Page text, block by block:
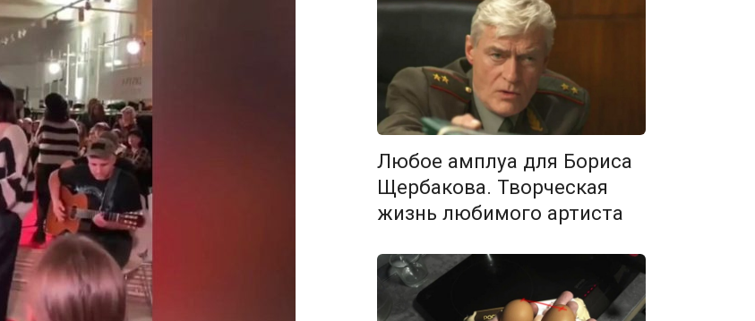
Любое амплуа для Бориса
Щербакова. Творческая
жизнь любимого артиста